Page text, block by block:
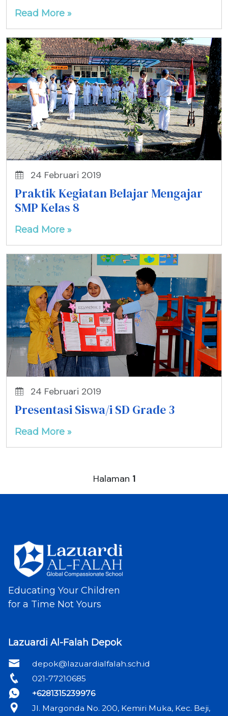
Read More »
24 Februari 2019
Praktik Kegiatan Belajar Mengajar
SMP Kelas 8
Read More »
24 Februari 2019
Presentasi Siswa/i SD Grade 3
Read More »
Halaman 1
Educating Your Children
for a Time Not Yours
Lazuardi Al-Falah Depok
depok@lazuardialfalah.sch.id
021-77210685
+6281315239976
Jl. Margonda No. 200, Kemiri Muka, Kec. Beji,